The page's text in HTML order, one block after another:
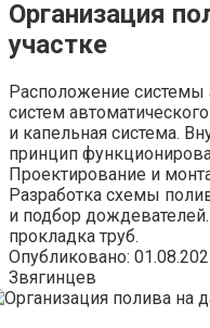
Организация
участке
Расположение системы
систем
и капельная система.
принцип
Проектирование и
Разработка схемы
и подбор
прокладка труб.
Опубликовано:
Звягинцев